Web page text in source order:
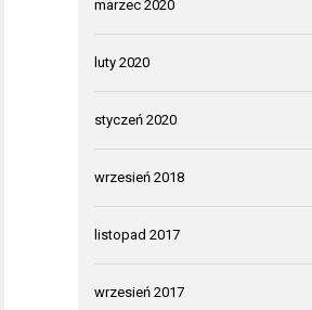
marzec 2020
luty 2020
styczeń 2020
wrzesień 2018
listopad 2017
wrzesień 2017